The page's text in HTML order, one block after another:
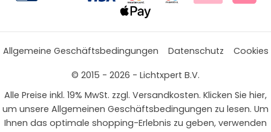
Allgemeine Geschäftsbedingungen Datenschutz
Cookies
© 2015 - 2026 - Lichtxpert B.V.
Alle Preise inkl. 19% MwSt. zzgl. Versandkosten. Klicken Sie hier,
um unsere Allgemeinen Geschäftsbedingungen zu lesen. Um
Ihnen das optimale shopping-Erlebnis zu geben, verwenden